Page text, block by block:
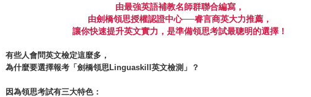
由最強英語補教名師群聯合編寫，
由劍橋領思授權認證中心──睿言商英大力推薦，
讓你快速提升英文實力，是準備領思考試最聰明的選擇！
有些人會問英文檢定這麼多，
為什麼要選擇報考「劍橋領思Linguaskill 英文檢測」？
因為領思考試有三大特色：